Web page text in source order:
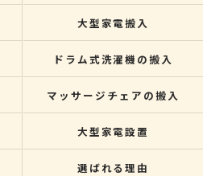
大型家電搬入
ドラム式洗濯機の搬入
マッサージチェアの搬入
大型家電設置
選ばれる理由